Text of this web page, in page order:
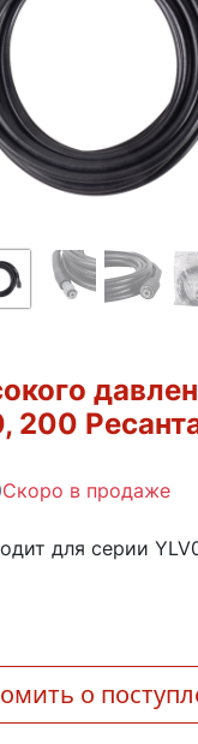
200
Скоро в продаже
для серии
о